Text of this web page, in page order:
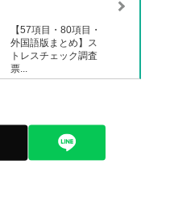
【57項目・80項目・
外国語版まとめ】ス
トレスチェック調査
票...